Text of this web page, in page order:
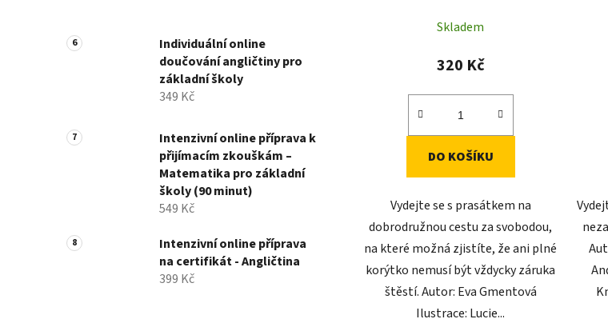
Individuální online
doučování angličtiny pro
základní školy
349 Kč
Intenzivní online příprava k
přijímacím zkouškám –
Matematika pro základní
školy (90 minut)
549 Kč
Intenzivní online příprava
na certifikát - Angličtina
399 Kč
Skladem
320 Kč
DO KOŠÍKU
Vydejte se s prasátkem na
dobrodružnou cestu za svobodou,
na které možná zjistíte, že ani plné
korýtko nemusí být vždycky záruka
štěstí. Autor: Eva Gmentová
Ilustrace: Lucie...